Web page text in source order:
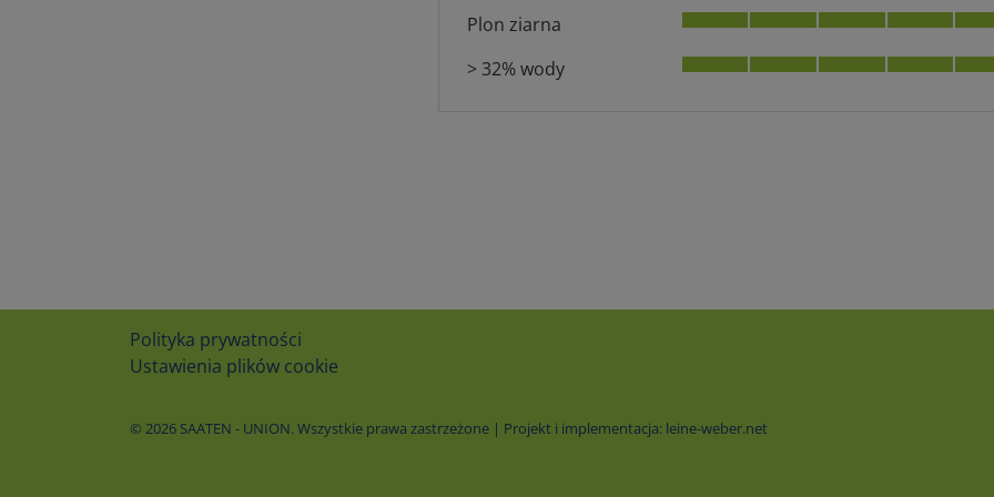
Plon ziarna
> 32% wody
Polityka prywatności
Ustawienia plików cookie
© 2026 SAATEN - UNION. Wszystkie prawa zastrzeżone | Projekt i implementacja: leine-weber.net